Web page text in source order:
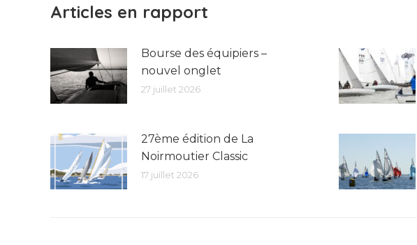
Articles en rapport
Bourse des équipiers –
nouvel onglet
27 juillet 2026
27ème édition de La
Noirmoutier Classic
17 juillet 2026